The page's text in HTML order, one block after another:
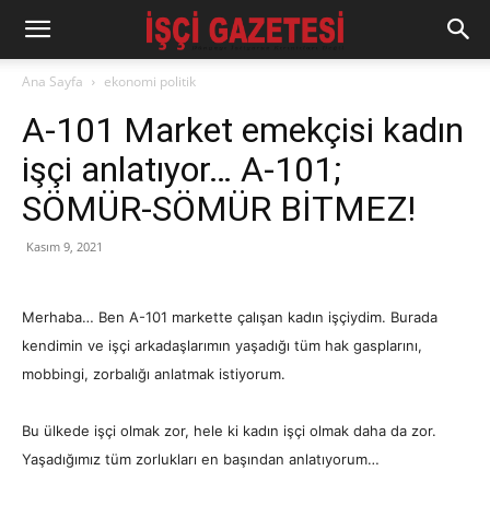
Ana Sayfa ekonomi politik
A-101 Market emekçisi kadın
işçi anlatıyor… A-101;
SÖMÜR-SÖMÜR BİTMEZ!
Kasım 9, 2021
Merhaba… Ben A-101 markette çalışan kadın işçiydim. Burada
kendimin ve işçi arkadaşlarımın yaşadığı tüm hak gasplarını,
mobbingi, zorbalığı anlatmak istiyorum.
Bu ülkede işçi olmak zor, hele ki kadın işçi olmak daha da zor.
Yaşadığımız tüm zorlukları en başından anlatıyorum…